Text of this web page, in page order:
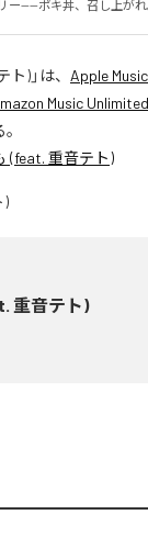
ー——ポキ丼、召し上がれ
ト)」は、 Apple Music
Music Unlimited
(feat. 重音テト)
重音テト)